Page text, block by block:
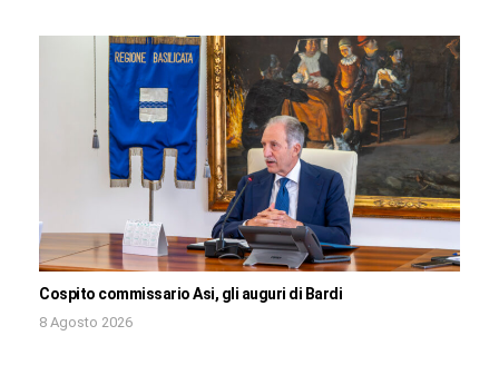
Cospito commissario Asi, gli auguri di Bardi
8 Agosto 2026